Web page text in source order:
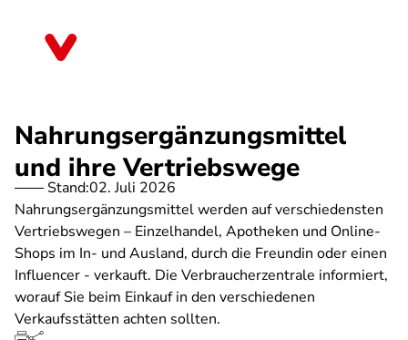
Nahrungsergänzungsmittel
und ihre Vertriebswege
Stand:02. Juli 2026
Nahrungsergänzungsmittel werden auf verschiedensten
Vertriebswegen – Einzelhandel, Apotheken und Online-
Shops im In- und Ausland, durch die Freundin oder einen
Influencer - verkauft. Die Verbraucherzentrale informiert,
worauf Sie beim Einkauf in den verschiedenen
Verkaufsstätten achten sollten.